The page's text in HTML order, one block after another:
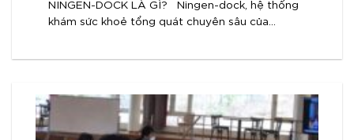
NINGEN-DOCK LÀ GÌ? Ningen-dock, hệ thống
khám sức khoẻ tổng quát chuyên sâu của...